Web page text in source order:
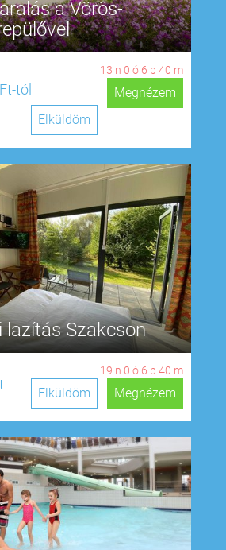
a Vörös-
13 n 0 ó 6 p 39 m
tól
Megnézem
Elküldöm
lazítás Szakcson
19 n 0 ó 6 p 39 m
Megnézem
Elküldöm